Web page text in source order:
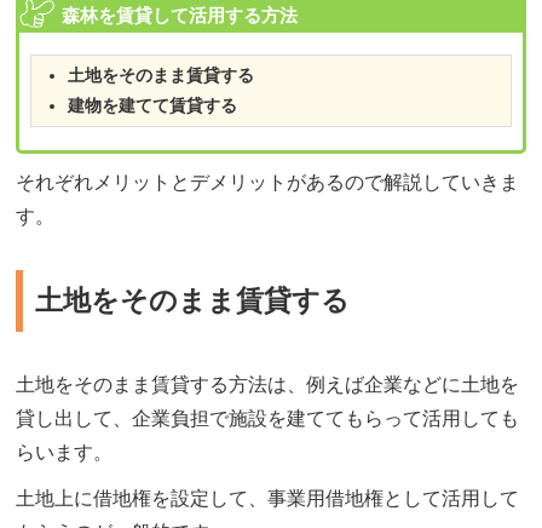
森林を賃貸して活用する方法
土地をそのまま賃貸する
建物を建てて賃貸する
それぞれメリットとデメリットがあるので解説していきま
す。
土地をそのまま賃貸する
土地をそのまま賃貸する方法は、例えば企業などに土地を
貸し出して、企業負担で施設を建ててもらって活用しても
らいます。
土地上に借地権を設定して、事業用借地権として活用して